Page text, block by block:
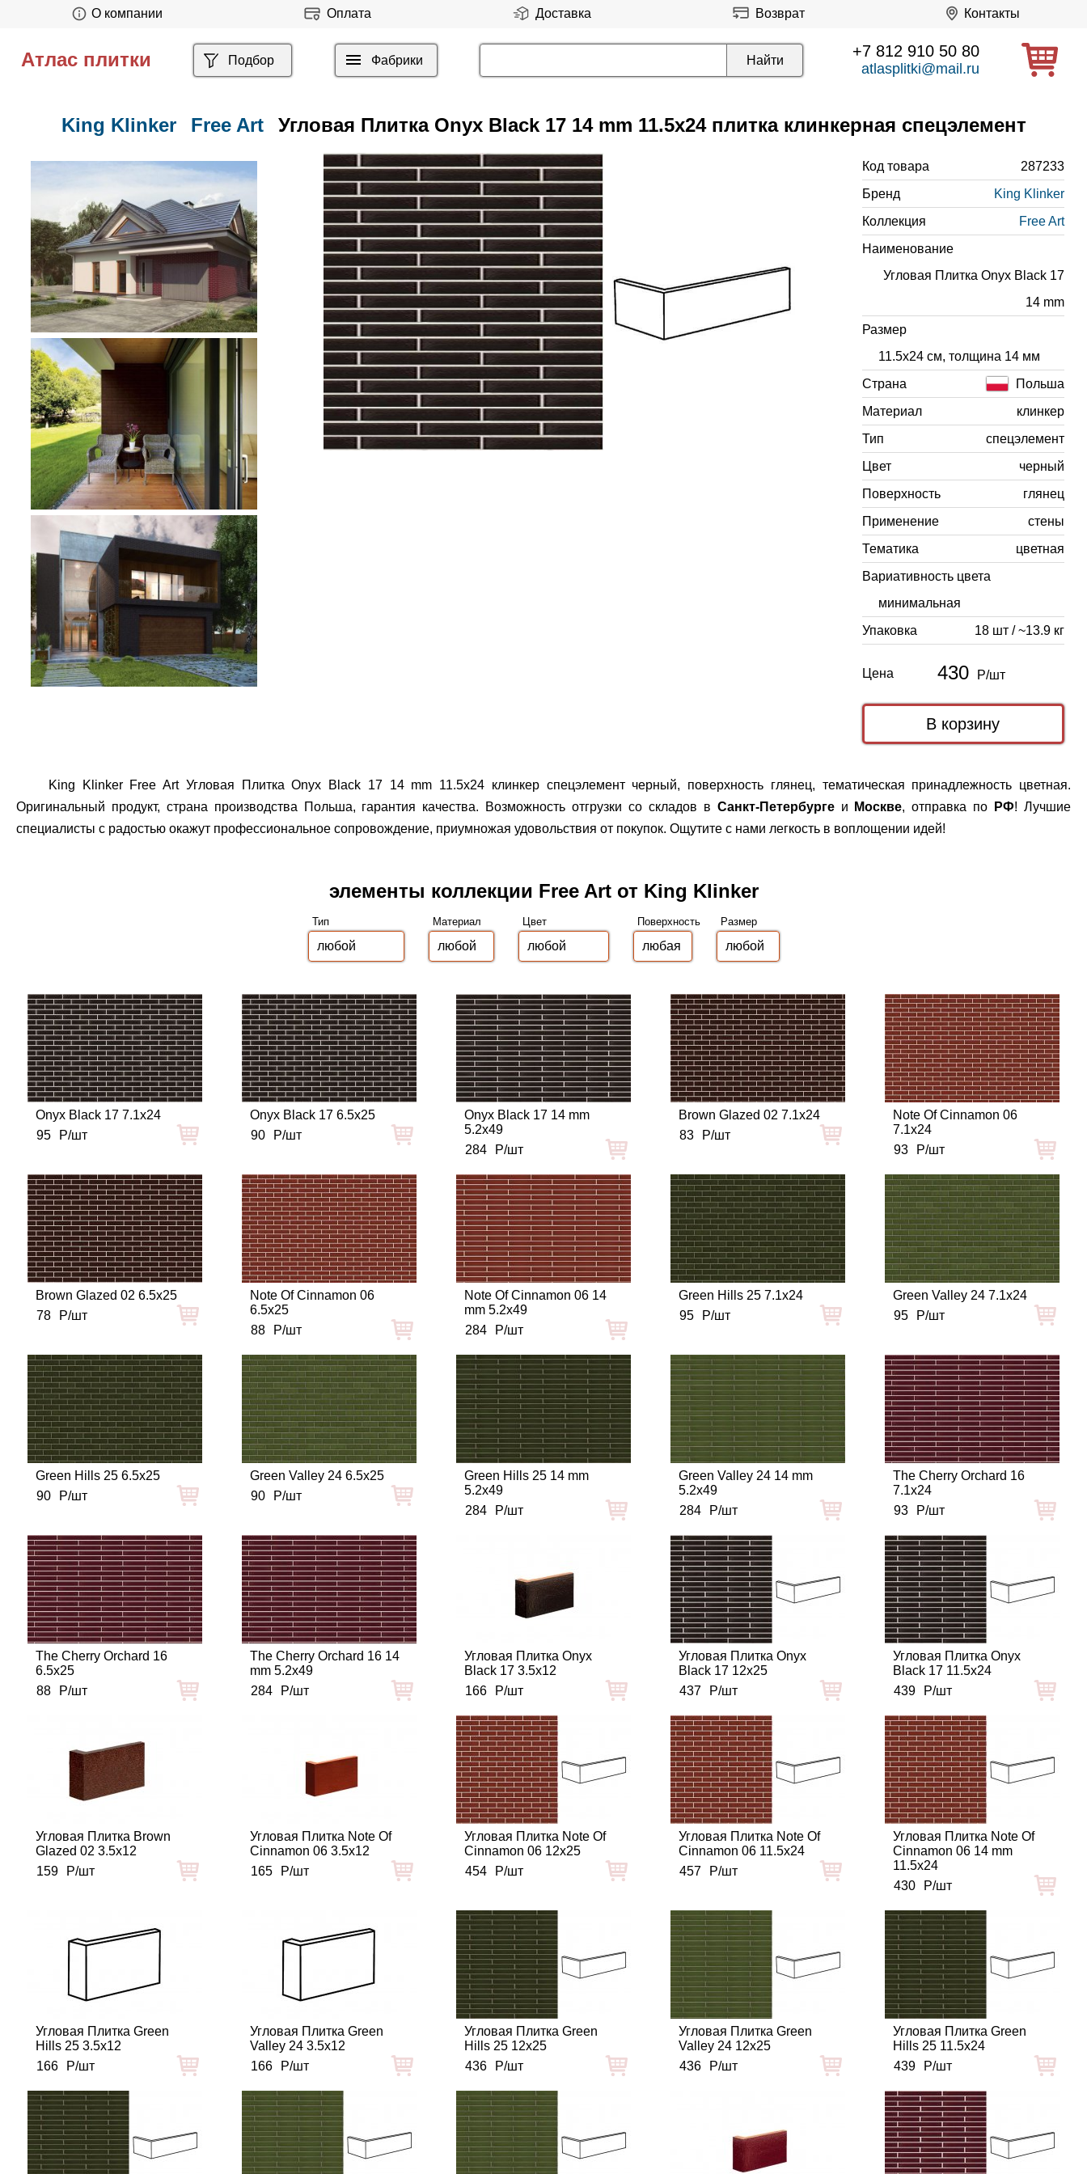
О компании Оплата Доставка Возврат Контакты
Атлас плитки Подбор Фабрики +7 812 910 50 80
atlasplitki@mail.ru
King Klinker Free Art Угловая Плитка Onyx Black 17 14 mm 11.5x24 плитка клинкерная спецэлемент
Код товара
287233
Бренд
King Klinker
Коллекция
Free Art
Наименование
Угловая Плитка Onyx Black 17
14 mm
Размер
11.5x24 см, толщина 14 мм
Страна
Польша
Материал
клинкер
Тип
спецэлемент
Цвет
черный
Поверхность
глянец
Применение
стены
Тематика
цветная
Вариативность цвета
минимальная
Упаковка
18 шт / ~13.9 кг
Цена 430 Р/шт
King Klinker Free Art Угловая Плитка Onyx Black 17 14 mm 11.5x24 клинкер спецэлемент черный, поверхность глянец, тематическая принадлежность цветная.
Оригинальный продукт, страна производства Польша, гарантия качества. Возможность отгрузки со складов в Санкт-Петербургеи Москве, отправка по РФ! Лучшие
специалисты с радостью окажут профессиональное сопровождение, приумножая удовольствия от покупок. Ощутите с нами легкость в воплощении идей!
элементы коллекции Free Art от King Klinker
Тип Материал Цвет Поверхность Размер
Onyx Black 17 7.1x24
95
Р/шт
Onyx Black 17 6.5x25
90
Р/шт
Onyx Black 17 14 mm
5.2x49
284
Р/шт
Brown Glazed 02 7.1x24
83
Р/шт
Note Of Cinnamon 06
7.1x24
93
Р/шт
Brown Glazed 02 6.5x25
78
Р/шт
Note Of Cinnamon 06
6.5x25
88
Р/шт
Note Of Cinnamon 06 14
mm 5.2x49
284
Р/шт
Green Hills 25 7.1x24
95
Р/шт
Green Valley 24 7.1x24
95
Р/шт
Green Hills 25 6.5x25
90
Р/шт
Green Valley 24 6.5x25
90
Р/шт
Green Hills 25 14 mm
5.2x49
284
Р/шт
Green Valley 24 14 mm
5.2x49
284
Р/шт
The Cherry Orchard 16
7.1x24
93
Р/шт
The Cherry Orchard 16
6.5x25
88
Р/шт
The Cherry Orchard 16 14
mm 5.2x49
284
Р/шт
Угловая Плитка Onyx
Black 17 3.5x12
166
Р/шт
Угловая Плитка Onyx
Black 17 12x25
437
Р/шт
Угловая Плитка Onyx
Black 17 11.5x24
439
Р/шт
Угловая Плитка Brown
Glazed 02 3.5x12
159
Р/шт
Угловая Плитка Note Of
Cinnamon 06 3.5x12
165
Р/шт
Угловая Плитка Note Of
Cinnamon 06 12x25
454
Р/шт
Угловая Плитка Note Of
Cinnamon 06 11.5x24
457
Р/шт
Угловая Плитка Note Of
Cinnamon 06 14 mm
11.5x24
430
Р/шт
Угловая Плитка Green
Hills 25 3.5x12
166
Р/шт
Угловая Плитка Green
Valley 24 3.5x12
166
Р/шт
Угловая Плитка Green
Hills 25 12x25
436
Р/шт
Угловая Плитка Green
Valley 24 12x25
436
Р/шт
Угловая Плитка Green
Hills 25 11.5x24
439
Р/шт